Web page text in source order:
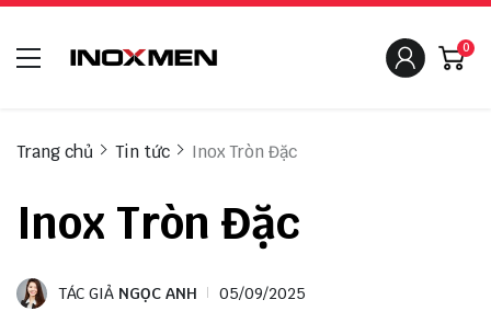
0
Trang chủ Tin tức Inox Tròn Đặc
Inox Tròn Đặc
TÁC GIẢ NGỌC ANH 05/09/2025